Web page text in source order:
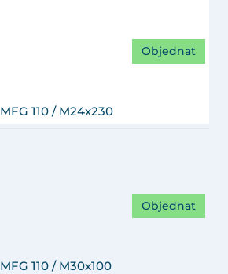
MFG 110 / M24x230
Objednat
MFG 110 / M30x100
Objednat